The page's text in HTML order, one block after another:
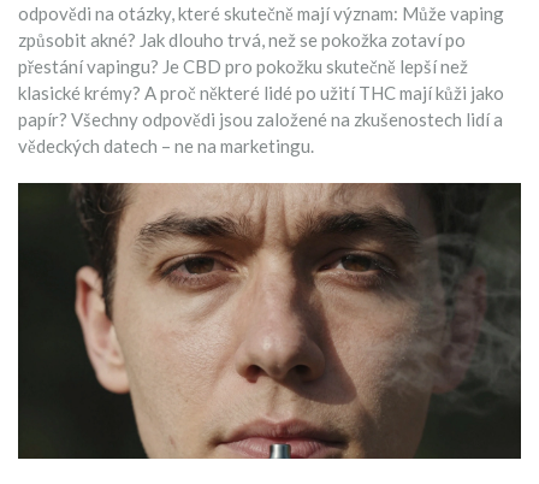
odpovědi na otázky, které skutečně mají význam: Může vaping
způsobit akné? Jak dlouho trvá, než se pokožka zotaví po
přestání vapingu? Je CBD pro pokožku skutečně lepší než
klasické krémy? A proč některé lidé po užití THC mají kůži jako
papír? Všechny odpovědi jsou založené na zkušenostech lidí a
vědeckých datech – ne na marketingu.